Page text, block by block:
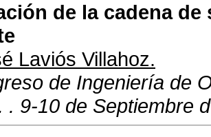
de la cadena
Laviós Villahoz.
de Ingeniería de
. 9-10 de Septiembre